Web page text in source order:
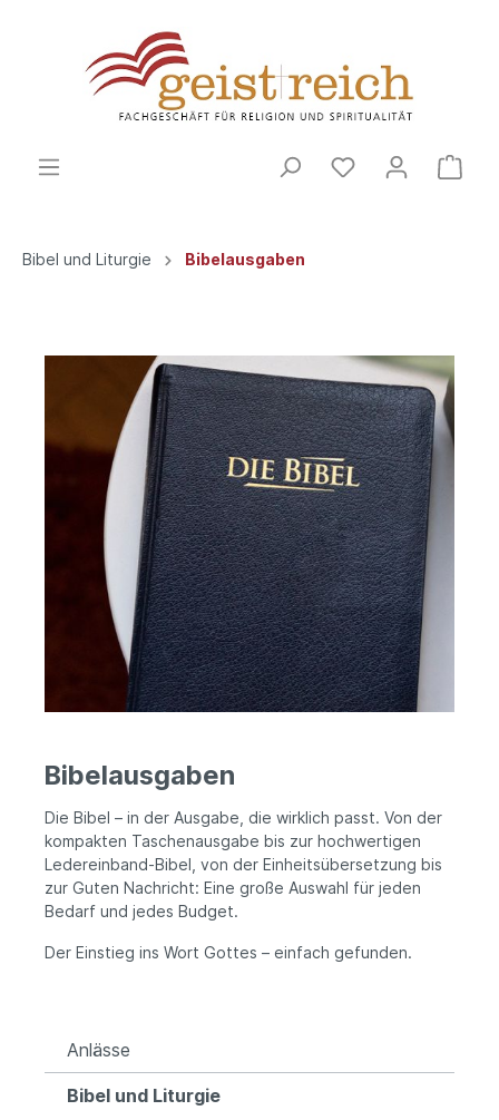
Bibel und Liturgie Bibelausgaben
Bibelausgaben
Die Bibel – in der Ausgabe, die wirklich passt. Von der
kompakten Taschenausgabe bis zur hochwertigen
Ledereinband-Bibel, von der Einheitsübersetzung bis
zur Guten Nachricht: Eine große Auswahl für jeden
Bedarf und jedes Budget.
Der Einstieg ins Wort Gottes – einfach gefunden.
Anlässe
Bibel und Liturgie